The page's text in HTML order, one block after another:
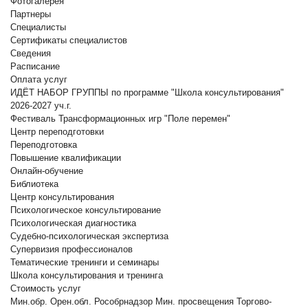
Партнеры
Специалисты
Сертификаты специалистов
Сведения
Расписание
Оплата услуг
ИДЁТ НАБОР ГРУППЫ по программе "Школа консультирования"
2026-2027 уч.г.
Фестиваль Трансформационных игр "Поле перемен"
Центр переподготовки
Переподготовка
Повышение квалификации
Онлайн-обучение
Библиотека
Центр консультирования
Психологическое консультирование
Психологическая диагностика
Судебно-психологическая экспертиза
Супервизия профессионалов
Тематические тренинги и семинары
Школа консультирования и тренинга
Стоимость услуг
Мин.обр. Орен.обл.
Рособрнадзор Мин. просвещения Торгово-